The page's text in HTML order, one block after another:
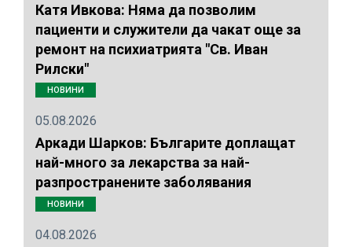
Катя Ивкова: Няма да позволим
пациенти и служители да чакат още за
ремонт на психиатрията "Св. Иван
Рилски"
НОВИНИ
05.08.2026
Аркади Шарков: Българите доплащат
най-много за лекарства за най-
разпространените заболявания
НОВИНИ
04.08.2026